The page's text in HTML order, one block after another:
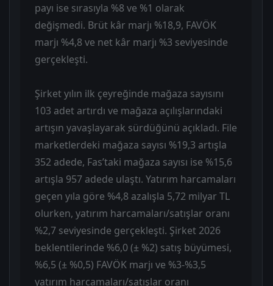
payı ise sırasıyla %8 ve %1 olarak
değişmedi. Brüt kâr marjı %18,9, FAVÖK
marjı %4,8 ve net kâr marjı %3 seviyesinde
gerçekleşti.
Şirket yılın ilk çeyreğinde mağaza sayısını
103 adet artırdı ve mağaza açılışlarındaki
artışın yavaşlayarak sürdüğünü açıkladı. File
marketlerdeki mağaza sayısı %19,3 artışla
352 adede, Fas’taki mağaza sayısı ise %15,6
artışla 957 adede ulaştı. Yatırım harcamaları
geçen yıla göre %4,8 azalışla 5,72 milyar TL
olurken, yatırım harcamaları/satışlar oranı
%2,7 seviyesinde gerçekleşti. Şirket 2026
beklentilerinde %6,0 (± %2) satış büyümesi,
%6,5 (± %0,5) FAVÖK marjı ve %3-%3,5
yatırım harcamaları/satışlar oranı